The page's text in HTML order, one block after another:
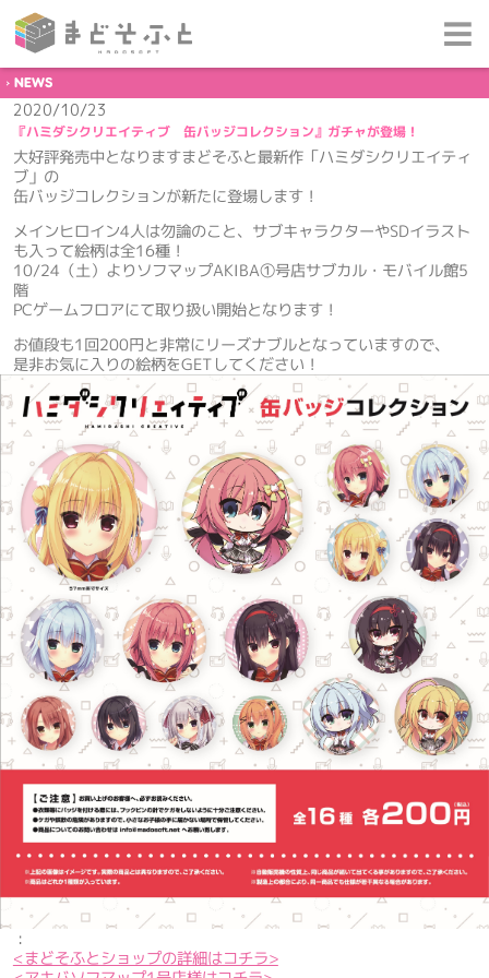
NEWS
2020/10/23
『ハミダシクリエイティブ 缶バッジコレクション』ガチャが登場！
大好評発売中となりますまどそふと最新作「ハミダシクリエイティ
ブ」の
缶バッジコレクションが新たに登場します！
メインヒロイン4人は勿論のこと、サブキャラクターやSDイラスト
も入って絵柄は全16種！
10/24（土）よりソフマップAKIBA①号店サブカル・モバイル館5
階
PCゲームフロアにて取り扱い開始となります！
お値段も1回200円と非常にリーズナブルとなっていますので、
是非お気に入りの絵柄をGETしてください！
:
<まどそふとショップの詳細はコチラ>